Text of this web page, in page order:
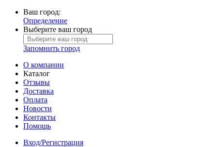
Ваш город:
Определение
Выберите ваш город
Запомнить город
О компании
Каталог
Отзывы
Доставка
Оплата
Новости
Контакты
Помощь
Вход/Регистрация